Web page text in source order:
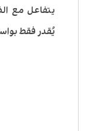
يتفاعل مع
يُقدر فقط